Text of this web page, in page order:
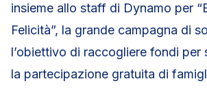
insieme allo staff di Dynamo per
Felicità”, la grande campagna di
l’obiettivo di raccogliere fondi per
la partecipazione gratuita di